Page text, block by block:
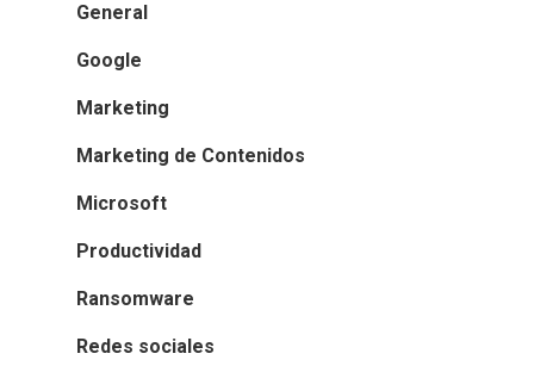
General
Google
Marketing
Marketing de Contenidos
Microsoft
Productividad
Ransomware
Redes sociales